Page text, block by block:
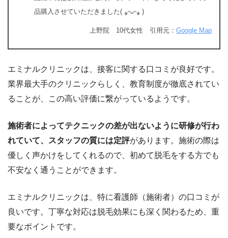
品購入させていただきました( ⁎ᵕᴗᵕ⁎ )
上野院 10代女性 引用元： Google Map
エミナルクリニックは、接客に関する口コミが良好です。
業界最大手のクリニックらしく、教育制度が徹底されてい
ることが、この高い評価に繋がっているようです。
施術者によってテクニックの差が出ないように研修が行わ
れていて、スタッフの質には定評があります。施術の際は
優しく声かけをしてくれるので、初めて脱毛をする方でも
不安なく通うことができます。
エミナルクリニックは、特に看護師（施術者）の口コミが
良いです。丁寧な対応は脱毛効果にも深く関わるため、重
要なポイントです。